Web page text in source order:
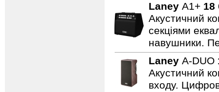
Laney A1+ 18
Акустичний
секціями
навушники.
Laney A-DUO
Акустичний
входу.